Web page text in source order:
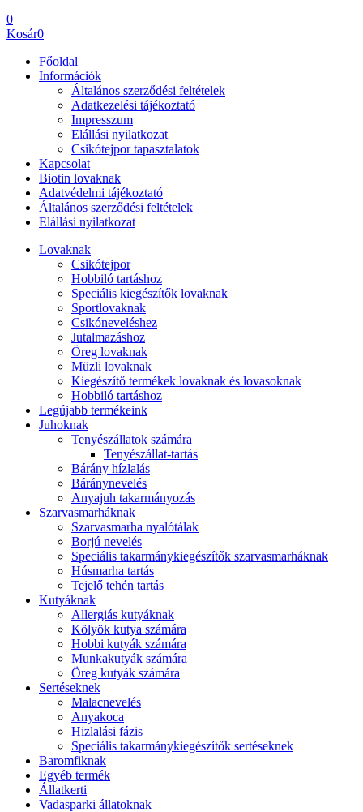
0
Kosár0
Főoldal
Információk
Általános szerződési feltételek
Adatkezelési tájékoztató
Impresszum
Elállási nyilatkozat
Csikótejpor tapasztalatok
Kapcsolat
Biotin lovaknak
Adatvédelmi tájékoztató
Általános szerződési feltételek
Elállási nyilatkozat
Lovaknak
Csikótejpor
Hobbiló tartáshoz
Speciális kiegészítők lovaknak
Sportlovaknak
Csikóneveléshez
Jutalmazáshoz
Öreg lovaknak
Müzli lovaknak
Kiegészítő termékek lovaknak és lovasoknak
Hobbiló tartáshoz
Legújabb termékeink
Juhoknak
Tenyészállatok számára
Tenyészállat-tartás
Bárány hízlalás
Báránynevelés
Anyajuh takarmányozás
Szarvasmarháknak
Szarvasmarha nyalótálak
Borjú nevelés
Speciális takarmánykiegészítők szarvasmarháknak
Húsmarha tartás
Tejelő tehén tartás
Kutyáknak
Allergiás kutyáknak
Kölyök kutya számára
Hobbi kutyák számára
Munkakutyák számára
Öreg kutyák számára
Sertéseknek
Malacnevelés
Anyakoca
Hizlalási fázis
Speciális takarmánykiegészítők sertéseknek
Baromfiknak
Egyéb termék
Állatkerti
Vadasparki állatoknak